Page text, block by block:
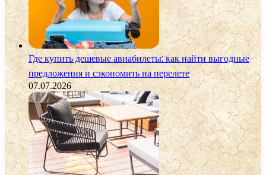
Где купить дешевые авиабилеты: как найти выгодные
предложения и сэкономить на перелете
07.07.2026